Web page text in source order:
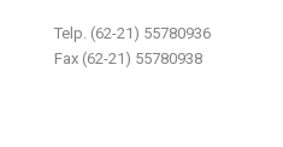
Telp. (62-21) 55780936
Fax (62-21) 55780938